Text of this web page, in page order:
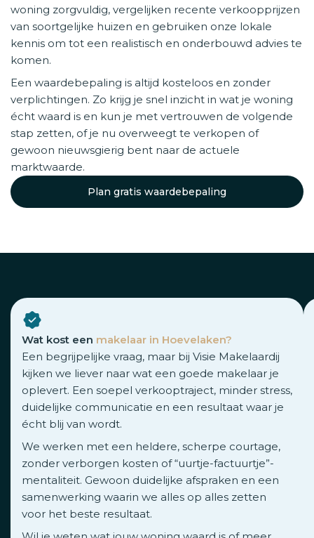
woning zorgvuldig, vergelijken recente verkoopprijzen
van soortgelijke huizen en gebruiken onze lokale
kennis om tot een realistisch en onderbouwd advies te
komen.
Een waardebepaling is altijd kosteloos en zonder
verplichtingen. Zo krijg je snel inzicht in wat je woning
écht waard is en kun je met vertrouwen de volgende
stap zetten, of je nu overweegt te verkopen of
gewoon nieuwsgierig bent naar de actuele
marktwaarde.
Plan gratis waardebepaling
Wat kost een makelaar in Hoevelaken?
Een begrijpelijke vraag, maar bij Visie Makelaardij
kijken we liever naar wat een goede makelaar je
oplevert. Een soepel verkooptraject, minder stress,
duidelijke communicatie en een resultaat waar je
écht blij van wordt.
We werken met een heldere, scherpe courtage,
zonder verborgen kosten of “uurtje-factuurtje”-
mentaliteit. Gewoon duidelijke afspraken en een
samenwerking waarin we alles op alles zetten
voor het beste resultaat.